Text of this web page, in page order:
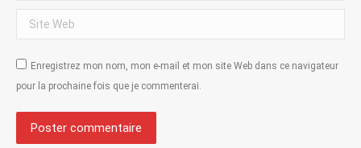
Site Web
Enregistrez mon nom, mon e-mail et mon site Web dans ce navigateur
pour la prochaine fois que je commenterai.
Poster commentaire